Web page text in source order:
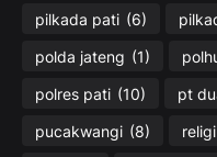
pilkada pati (6)
polda jateng (1)
polres pati (10) pt
pucakwangi (8) religi